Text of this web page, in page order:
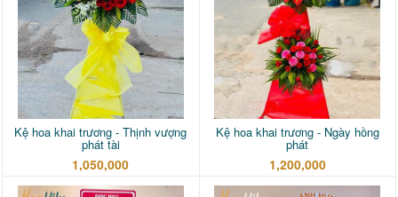
Kệ hoa khai trương - Thịnh vượng
phát tài
1,050,000
Kệ hoa khai trương - Ngày hồng
phát
1,200,000